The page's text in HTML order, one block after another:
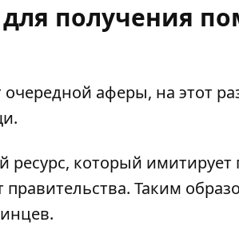
для получения
очередной аферы, на этот
который имитирует
Таким